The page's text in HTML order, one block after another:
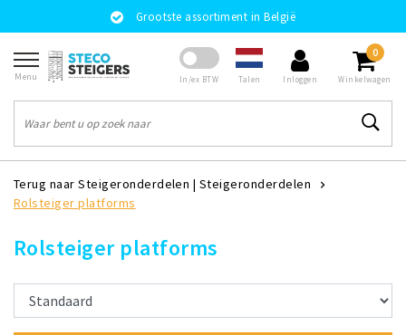
Grootste assortiment in België
Menu In/ex BTW Talen Inloggen
0
Winkelwagen
Terug naar Steigeronderdelen | Steigeronderdelen
Rolsteiger platforms
Rolsteiger platforms